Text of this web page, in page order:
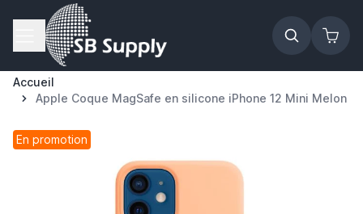
Allez au contenu
Accueil
Apple Coque MagSafe en silicone iPhone 12 Mini Melon
En promotion